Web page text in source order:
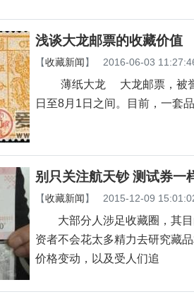
浅谈大龙邮票的收藏价值
【收藏新闻】 2016-06-03
薄纸大龙 大龙邮票，被誉
日至8月1日之间。目前，一套
别只关注航天钞 测试券一
【收藏新闻】 2015-12-09
大部分人涉足收藏圈，其目
资者不会花太多精力去研究藏
价格变动，以及受人们追